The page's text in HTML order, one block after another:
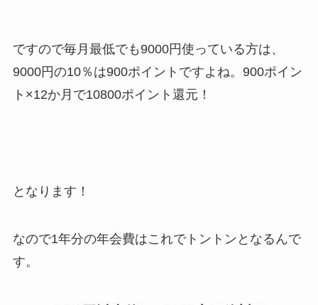
ですので毎月最低でも9000円使っている方は、
9000円の10％は900ポイントですよね。900ポイン
ト×12か月で10800ポイント還元！
となります！
なので1年分の年会費はこれでトントンとなるんで
す。